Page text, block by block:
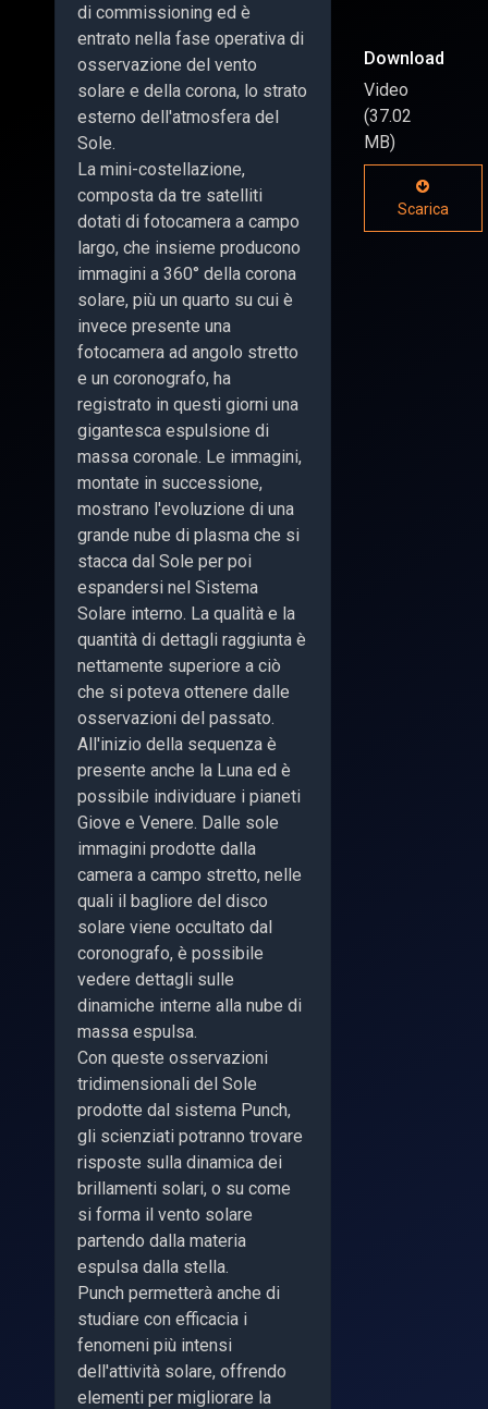
di commissioning ed è
entrato nella fase operativa di
osservazione del vento
solare e della corona, lo strato
esterno dell'atmosfera del
Sole.
La mini-costellazione,
composta da tre satelliti
dotati di fotocamera a campo
largo, che insieme producono
immagini a 360° della corona
solare, più un quarto su cui è
invece presente una
fotocamera ad angolo stretto
e un coronografo, ha
registrato in questi giorni una
gigantesca espulsione di
massa coronale. Le immagini,
montate in successione,
mostrano l'evoluzione di una
grande nube di plasma che si
stacca dal Sole per poi
espandersi nel Sistema
Solare interno. La qualità e la
quantità di dettagli raggiunta è
nettamente superiore a ciò
che si poteva ottenere dalle
osservazioni del passato.
All'inizio della sequenza è
presente anche la Luna ed è
possibile individuare i pianeti
Giove e Venere. Dalle sole
immagini prodotte dalla
camera a campo stretto, nelle
quali il bagliore del disco
solare viene occultato dal
coronografo, è possibile
vedere dettagli sulle
dinamiche interne alla nube di
massa espulsa.
Con queste osservazioni
tridimensionali del Sole
prodotte dal sistema Punch,
gli scienziati potranno trovare
risposte sulla dinamica dei
brillamenti solari, o su come
si forma il vento solare
partendo dalla materia
espulsa dalla stella.
Punch permetterà anche di
studiare con efficacia i
fenomeni più intensi
dell'attività solare, offrendo
elementi per migliorare la
Download
Video
(37.02
MB)
Scarica